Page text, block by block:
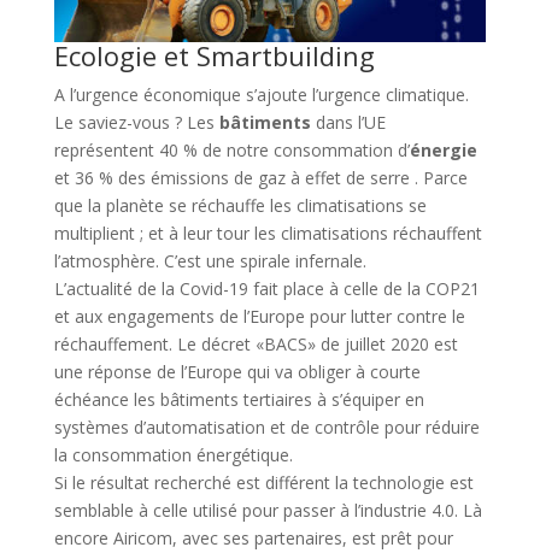
Ecologie et Smartbuilding
A l’urgence économique s’ajoute l’urgence climatique.
Le saviez-vous ? Les bâtiments dans l’UE
représentent 40 % de notre consommation d’énergie
et 36 % des émissions de gaz à effet de serre . Parce
que la planète se réchauffe les climatisations se
multiplient ; et à leur tour les climatisations réchauffent
l’atmosphère. C’est une spirale infernale.
L’actualité de la Covid-19 fait place à celle de la COP21
et aux engagements de l’Europe pour lutter contre le
réchauffement. Le décret «BACS» de juillet 2020 est
une réponse de l’Europe qui va obliger à courte
échéance les bâtiments tertiaires à s’équiper en
systèmes d’automatisation et de contrôle pour réduire
la consommation énergétique.
Si le résultat recherché est différent la technologie est
semblable à celle utilisé pour passer à l’industrie 4.0. Là
encore Airicom, avec ses partenaires, est prêt pour